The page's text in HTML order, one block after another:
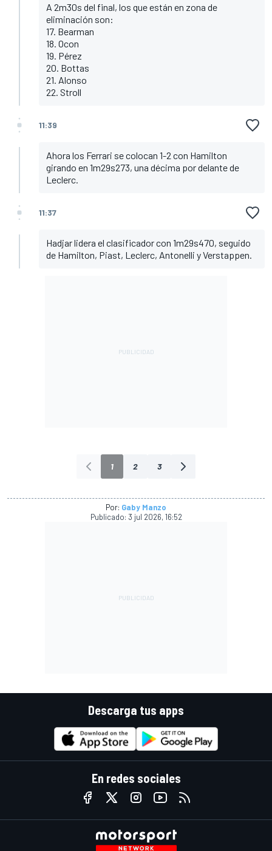
A 2m30s del final, los que están en zona de
eliminación son:
17. Bearman
18. Ocon
19. Pérez
20. Bottas
21. Alonso
22. Stroll
11:39
Ahora los Ferrari se colocan 1-2 con Hamilton
girando en 1m29s273, una décima por delante de
Leclerc.
11:37
Hadjar lidera el clasificador con 1m29s470, seguido
de Hamilton, Piast, Leclerc, Antonelli y Verstappen.
1 2 3
Por: Gaby Manzo
Publicado: 3 jul 2026, 16:52
Descarga tus apps
En redes sociales